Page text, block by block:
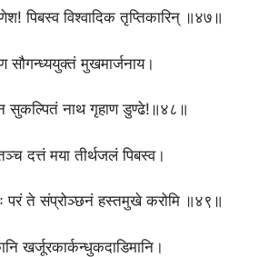
पिबस्व विश्वादिक तृप्तिकारिन् ॥४७॥
सौगन्ध्ययुक्तं मुखमार्जनाय।
सुकल्पितं नाथ गृहाण डुण्ढे!॥४८॥
दत्तं मया तीर्थजलं पिबस्व।
परं ते संप्रोञ्छनं हस्तमुखे करोमि ॥४९॥
खर्जूरकार्कन्धुकदाडिमानि।